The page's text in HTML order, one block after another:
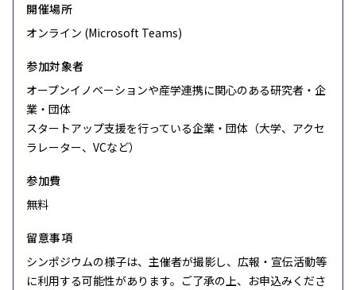
開催場所
オンライン (Microsoft Teams)
参加対象者
オープンイノベーションや産学連携に関心のある研究者・企
業・団体
スタートアップ支援を行っている企業・団体（大学、アクセ
ラレーター、VCなど）
参加費
無料
留意事項
シンポジウムの様子は、主催者が撮影し、広報・宣伝活動等
に利用する可能性があります。ご了承の上、お申込みくださ